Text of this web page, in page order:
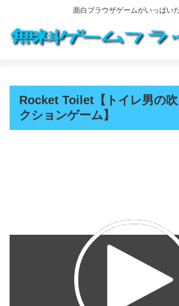
面白ブラウザゲームがいっぱい
Rocket Toilet【トイレ男の
クションゲーム】